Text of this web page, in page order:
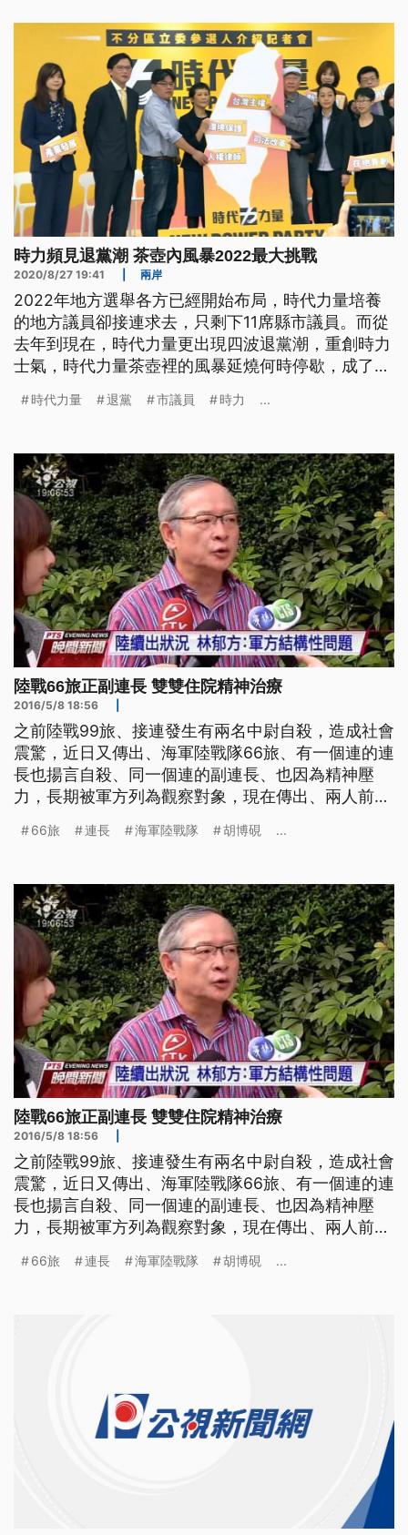
議員黃捷表示，「如果連這個(決策委員)選舉都要這
樣搞的話，我相信接下來，
時力頻見退黨潮 茶壺內風暴2022最大挑戰
2020/8/27 19:41 兩岸
2022年地方選舉各方已經開始布局，時代力量培養
的地方議員卻接連求去，只剩下11席縣市議員。而從
去年到現在，時代力量更出現四波退黨潮，重創時力
士氣，時代力量茶壺裡的風暴延燒何時停歇，成了最
黃捷，27日上午再次表明立場，對時代力量已不抱有
議員黃捷表示，「如果連這個(決策委員)選舉都要這
樣搞的話，我相信接下來，
時代力量 退黨 市議員 時力 ...
陸戰66旅正副連長 雙雙住院精神治療
2016/5/8 18:56
之前陸戰99旅、接連發生有兩名中尉自殺，造成社會
震驚，近日又傳出、海軍陸戰隊66旅、有一個連的連
長也揚言自殺、同一個連的副連長、也因為精神壓
力，長期被軍方列為觀察對象，現在傳出、兩人前
壓力、是否太大，引發各界關注。 海軍陸戰隊是國
後，現在66旅也有一個連的正、副連長，傳出精神壓
力太大，其中連長還曾
66旅 連長 海軍陸戰隊 胡博硯 ...
陸戰66旅正副連長 雙雙住院精神治療
2016/5/8 18:56
之前陸戰99旅、接連發生有兩名中尉自殺，造成社會
震驚，近日又傳出、海軍陸戰隊66旅、有一個連的連
長也揚言自殺、同一個連的副連長、也因為精神壓
力，長期被軍方列為觀察對象，現在傳出、兩人前
壓力、是否太大，引發各界關注。 海軍陸戰隊是國
66旅 連長 海軍陸戰隊 胡博硯 ...